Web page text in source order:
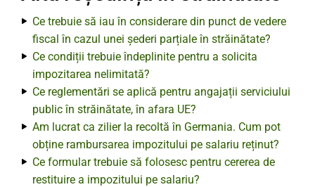
Ce trebuie să iau în considerare din punct de vedere
fiscal în cazul unei șederi parțiale în străinătate?
Ce condiții trebuie îndeplinite pentru a solicita
impozitarea nelimitată?
Ce reglementări se aplică pentru angajații serviciului
public în străinătate, în afara UE?
Am lucrat ca zilier la recoltă în Germania. Cum pot
obține rambursarea impozitului pe salariu reținut?
Ce formular trebuie să folosesc pentru cererea de
restituire a impozitului pe salariu?